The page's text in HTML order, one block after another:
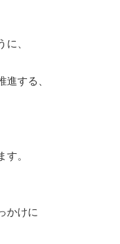
、
する、
。
かけに